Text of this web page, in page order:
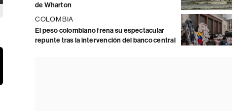
de Wharton
COLOMBIA
El peso colombiano frena su espectacular
repunte tras la intervención del banco central